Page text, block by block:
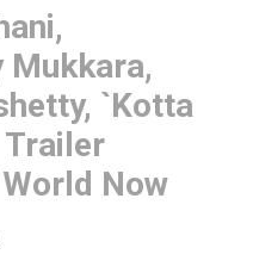
Mukkara,
`Kotta
Now